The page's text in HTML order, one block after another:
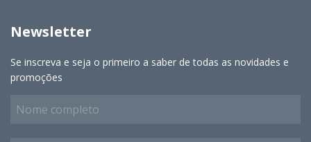
Newsletter
Se inscreva e seja o primeiro a saber de todas as novidades e
promoções